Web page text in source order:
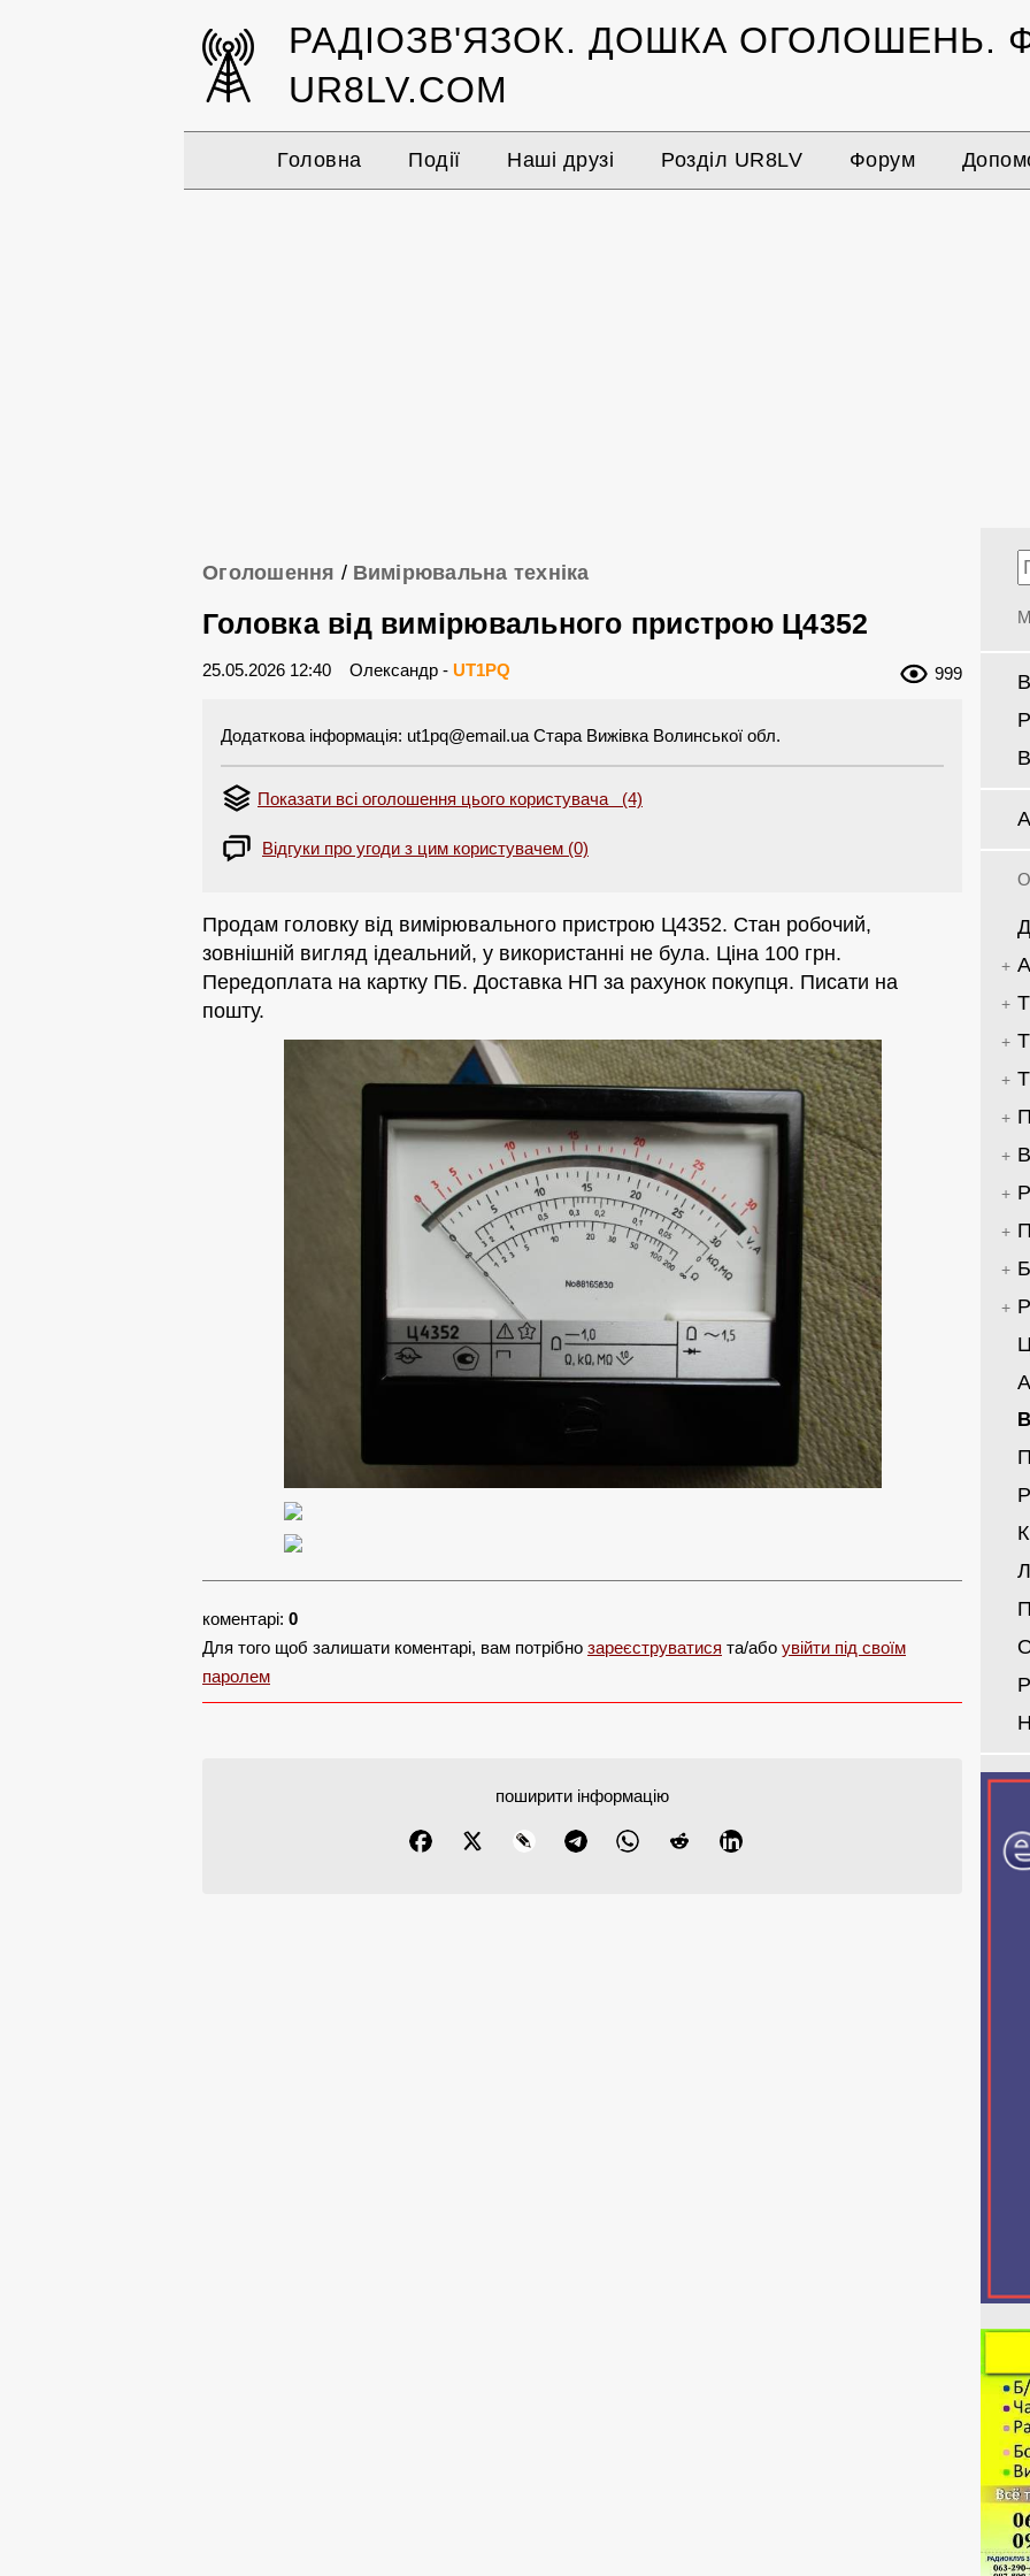
РАДІОЗВ'ЯЗОК. ДОШКА ОГОЛОШЕНЬ.
UR8LV.COM
Головна Події Наші друзі Розділ UR8LV Форум
Оголошення / Вимірювальна техніка
Головка від вимірювального пристрою Ц4352
25.05.2026 12:40 Олександр - UT1PQ 999
Додаткова інформація: ut1pq@email.ua Стара Вижівка Волинської обл.
Показати всі оголошення цього користувача (4)
Відгуки про угоди з цим користувачем (0)
Продам головку від вимірювального пристрою Ц4352. Стан робочий,
зовнішній вигляд ідеальний, у використанні не була. Ціна 100 грн.
Передоплата на картку ПБ. Доставка НП за рахунок покупця. Писати на
пошту.
коментарі: 0
Для того щоб залишати коментарі, вам потрібно зареєструватися та/або увійти під своїм
паролем
поширити інформацію